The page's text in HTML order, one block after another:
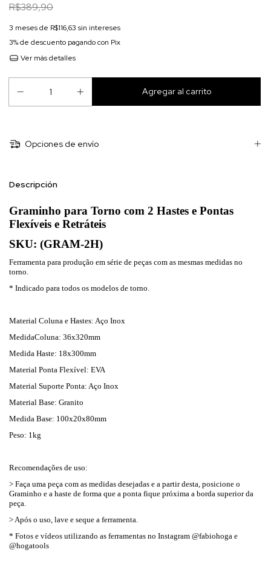
R$389,90
3 meses de R$116,63 sin intereses
3% de descuento pagando con Pix
Ver más detalles
Opciones de envío
Descripción
Graminho para Torno com 2 Hastes e Pontas
Flexíveis e Retráteis
SKU: (GRAM-2H)
Ferramenta para produção em série de peças com as mesmas medidas no
torno.
* Indicado para todos os modelos de torno.
Material Coluna e Hastes: Aço Inox
MedidaColuna: 36x320mm
Medida Haste: 18x300mm
Material Ponta Flexível: EVA
Material Suporte Ponta: Aço Inox
Material Base: Granito
Medida Base: 100x20x80mm
Peso: 1kg
Recomendações de uso:
> Faça uma peça com as medidas desejadas e a partir desta, posicione o
Graminho e a haste de forma que a ponta fique próxima a borda superior da
peça.
> Após o uso, lave e seque a ferramenta.
* Fotos e vídeos utilizando as ferramentas no Instagram @fabiohoga e
@hogatools